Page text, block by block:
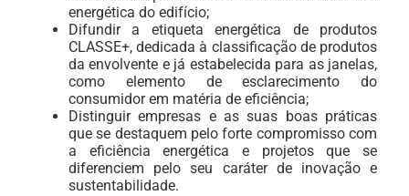
energética do edifício;
Difundir a etiqueta energética de produtos
CLASSE+, dedicada à classificação de produtos
da envolvente e já estabelecida para as janelas,
como elemento de esclarecimento do
consumidor em matéria de eficiência;
Distinguir empresas e as suas boas práticas
que se destaquem pelo forte compromisso com
a eficiência energética e projetos que se
diferenciem pelo seu caráter de inovação e
sustentabilidade.